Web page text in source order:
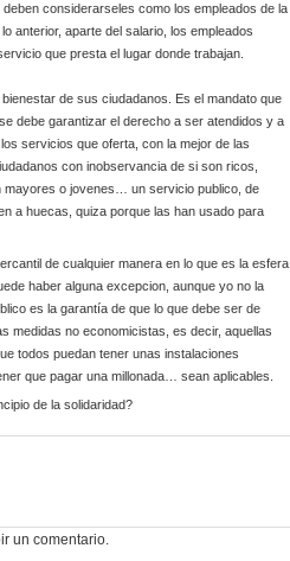
considerarseles como los empleados de la
anterior, aparte del salario, los empleados
que presta el lugar donde trabajan.
de sus ciudadanos. Es el mandato que
debe garantizar el derecho a ser atendidos y a
servicios que oferta, con la mejor de las
con inobservancia de si son ricos,
mayores o jovenes… un servicio publico, de
a huecas, quiza porque las han usado para
de cualquier manera en lo que es la esfera
haber alguna excepcion, aunque yo no la
es la garantía de que lo que debe ser de
medidas no economicistas, es decir, aquellas
todos puedan tener unas instalaciones
que pagar una millonada… sean aplicables.
de la solidaridad?
un comentario.